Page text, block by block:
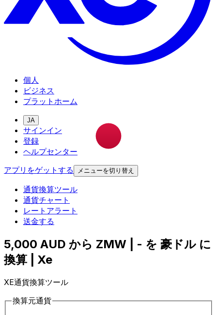
個人
ビジネス
プラットホーム
JA
サインイン
登録
ヘルプセンター
アプリをゲットする
メニューを切り替え
通貨換算ツール
通貨チャート
レートアラート
送金する
5,000 AUD から ZMW | - を 豪ドル に
換算 | Xe
XE通貨換算ツール
換算元通貨